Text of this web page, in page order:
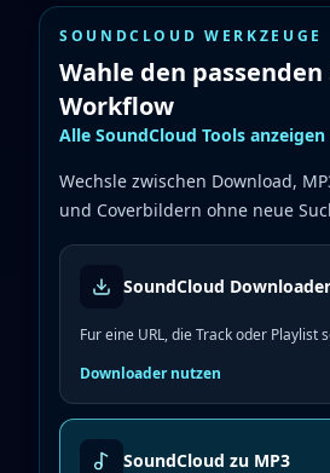
SOUNDCLOUD WERKZEUGE
Wahle den passenden
Workflow
Alle SoundCloud Tools anzeigen
Wechsle zwischen Download,
und Coverbildern ohne neue
SoundCloud Downloader
Fur eine URL, die Track oder Playlist
Downloader nutzen
SoundCloud zu MP3